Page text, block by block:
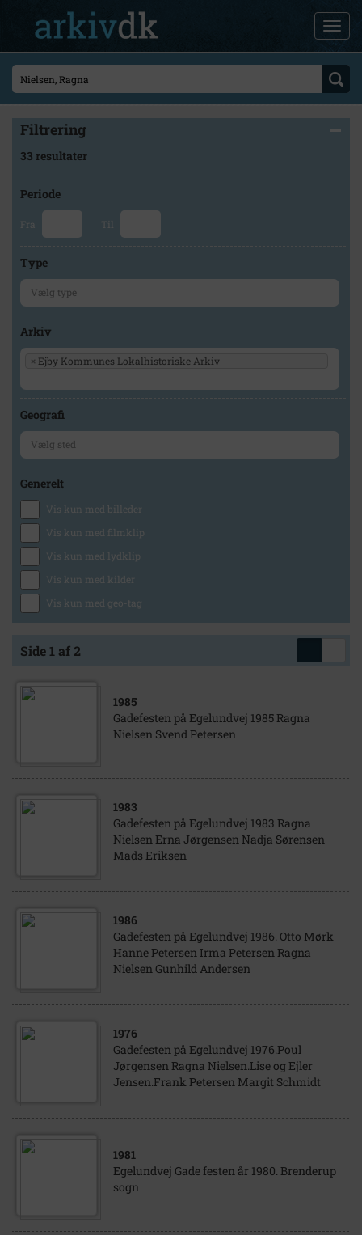
Filtrering
33 resultater
Periode
Fra Til
Type
Arkiv
× Ejby Kommunes Lokalhistoriske Arkiv
Geografi
Generelt
Vis kun med billeder
Vis kun med filmklip
Vis kun med lydklip
Vis kun med kilder
Vis kun med geo-tag
Side 1 af 2
1985
Gadefesten på Egelundvej 1985 Ragna
Nielsen Svend Petersen
1983
Gadefesten på Egelundvej 1983 Ragna
Nielsen Erna Jørgensen Nadja Sørensen
Mads Eriksen
1986
Gadefesten på Egelundvej 1986. Otto Mørk
Hanne Petersen Irma Petersen Ragna
Nielsen Gunhild Andersen
1976
Gadefesten på Egelundvej 1976.Poul
Jørgensen Ragna Nielsen.Lise og Ejler
Jensen.Frank Petersen Margit Schmidt
1981
Egelundvej Gade festen år 1980. Brenderup
sogn